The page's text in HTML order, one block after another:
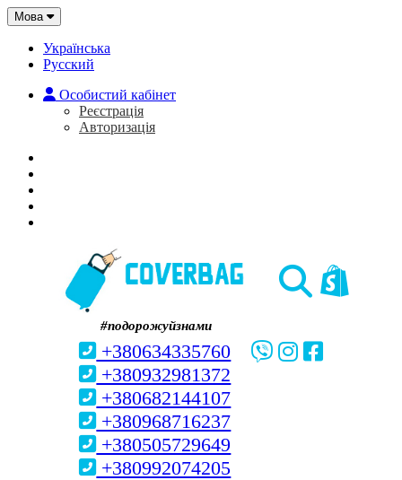
Мова
Українська
Русский
Особистий кабінет
Реєстрація
Авторизація
#подорожуйзнами
+380634335760
+380932981372
+380682144107
+380968716237
+380505729649
+380992074205